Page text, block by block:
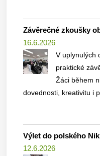
Závěrečné zkoušky
16.6.2026
V uplynulých
praktické
Žáci během
dovednosti, kreativitu i
Výlet do polského
12.6.2026